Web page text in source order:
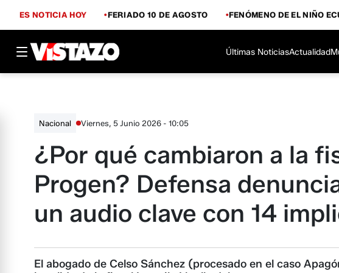
ES NOTICIA HOY FERIADO 10 DE AGOSTO FENÓMENO DE EL NIÑO
Últimas NoticiasActualidad
Nacional Viernes, 5 Junio 2026 - 10:05
¿Por qué cambiaron a la
Progen? Defensa
un audio clave con 14
El abogado de Celso Sánchez (procesado en el caso